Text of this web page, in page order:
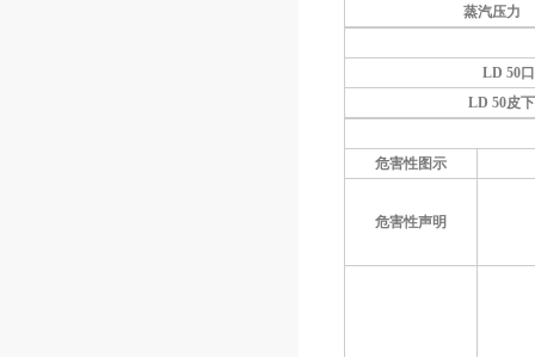
蒸汽压力
LD 50
LD 50皮
危害性图示
危害性声明